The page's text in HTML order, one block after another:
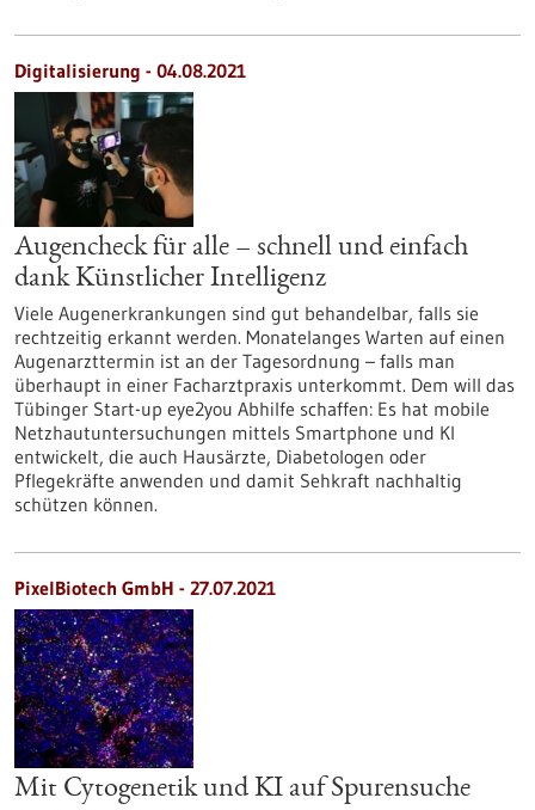
Digitalisierung - 04.08.2021
Augencheck für alle – schnell und einfach
dank Künstlicher Intelligenz
Viele Augenerkrankungen sind gut behandelbar, falls sie
rechtzeitig erkannt werden. Monatelanges Warten auf einen
Augenarzttermin ist an der Tagesordnung – falls man
überhaupt in einer Facharztpraxis unterkommt. Dem will das
Tübinger Start-up eye2you Abhilfe schaffen: Es hat mobile
Netzhautuntersuchungen mittels Smartphone und KI
entwickelt, die auch Hausärzte, Diabetologen oder
Pflegekräfte anwenden und damit Sehkraft nachhaltig
schützen können.
PixelBiotech GmbH - 27.07.2021
Mit Cytogenetik und KI auf Spurensuche